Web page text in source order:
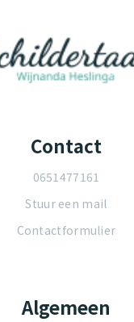
Contact
0651477161
Stuur een mail
Contactformulier
Algemeen